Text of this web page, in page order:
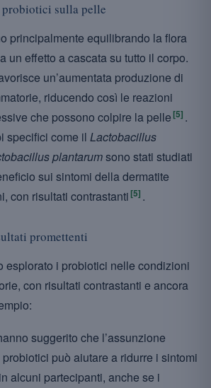
probiotici sulla pelle
principalmente equilibrando la flora
un effetto a cascata su tutto il corpo.
un’aumentata produzione di
riducendo così le reazioni
che possono colpire la pelle [5] .
specifici come il Lactobacillus
plantarumsono stati studiati
sui sintomi della dermatite
con risultati contrastanti [5] .
promettenti
esplorato i probiotici nelle condizioni
con risultati contrastanti e ancora
suggerito che l’assunzione
può aiutare a ridurre i sintomi
alcuni partecipanti, anche se i